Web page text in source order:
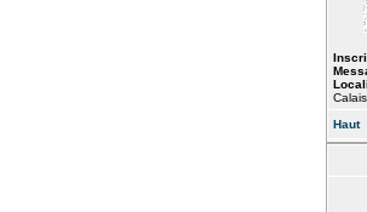
Calais
Haut